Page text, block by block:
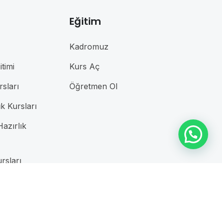
Kursları
Eğitim
Kadromuz
Kurs Aç
Öğretmen Ol